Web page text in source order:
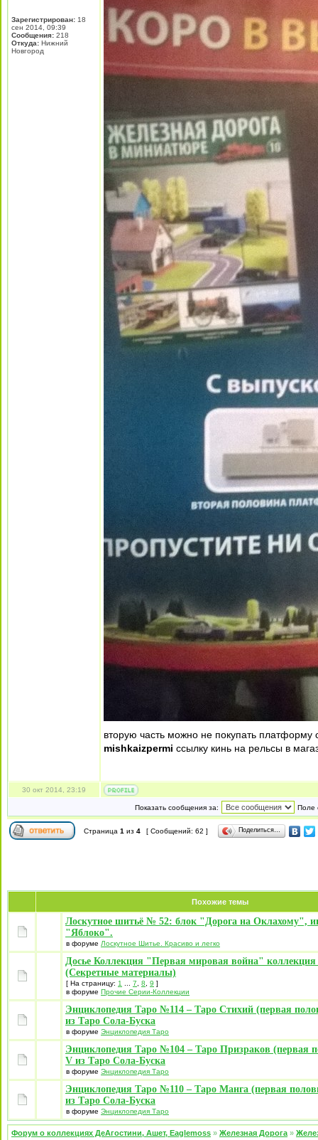
Зарегистрирован: 18
сен 2014, 09:39
Сообщения: 218
Откуда: Нижний
Новгород
вторую часть можно не покупать
mishkaizpermi ссылку кинь на рельсы в
30 окт 2014, 23:19
Показать сообщения за: Поле
Страница 1 из 4 [ Сообщений: 62 ] Поделиться…
Похожие темы
Лоскутное шитьё № 52: блок "Дорога на Оклахому",
"Яблоко".
в форуме Лоскутное Шитье. Красиво и легко
Досье Коллекция "Первая мировая война" коллекция
(Секретные материалы)
[ На страницу: 1 7 8 9 ]
в форуме Прочие Серии-Коллекции
Энциклопедия Таро №114 – Таро Стихий (первая
из Таро Сола-Буска
в форуме Энциклопедия Таро
Энциклопедия Таро №104 – Таро Призраков (первая
V из Таро Сола-Буска
в форуме Энциклопедия Таро
Энциклопедия Таро №110 – Таро Манга (первая
из Таро Сола-Буска
в форуме Энциклопедия Таро
Форум о коллекциях ДеАгостини, Ашет, Eaglemoss » Железная Дорога »